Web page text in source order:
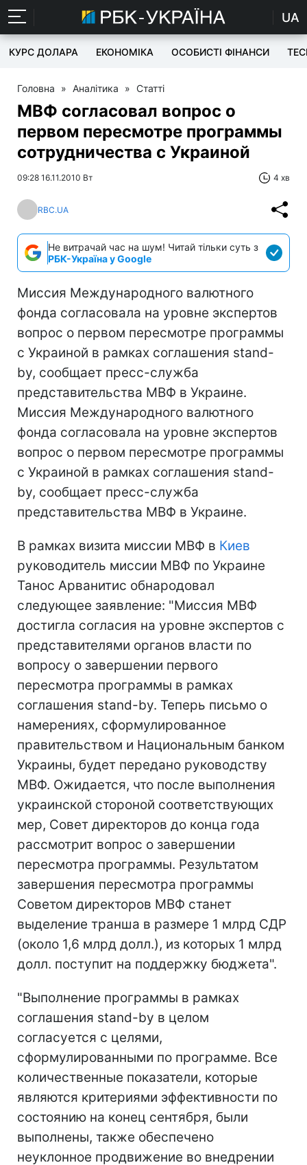
UA
КУРС ДОЛАРА ЕКОНОМІКА ОСОБИСТІ ФІНАНСИ
Головна » Аналітика » Статті
МВФ согласовал вопрос о
первом пересмотре программы
сотрудничества с Украиной
09:28 16.11.2010 Вт 4 хв
RBC.UA
Не витрачай час на шум! Читай тільки суть з
РБК-Україна у Google
Миссия Международного валютного
фонда согласовала на уровне экспертов
вопрос о первом пересмотре программы
с Украиной в рамках соглашения stand-
by, сообщает пресс-служба
представительства МВФ в Украине.
Миссия Международного валютного
фонда согласовала на уровне экспертов
вопрос о первом пересмотре программы
с Украиной в рамках соглашения stand-
by, сообщает пресс-служба
представительства МВФ в Украине.
В рамках визита миссии МВФ в Киев
руководитель миссии МВФ по Украине
Танос Арванитис обнародовал
следующее заявление: "Миссия МВФ
достигла согласия на уровне экспертов с
представителями органов власти по
вопросу о завершении первого
пересмотра программы в рамках
соглашения stand-by. Теперь письмо о
намерениях, сформулированное
правительством и Национальным банком
Украины, будет передано руководству
МВФ. Ожидается, что после выполнения
украинской стороной соответствующих
мер, Совет директоров до конца года
рассмотрит вопрос о завершении
пересмотра программы. Результатом
завершения пересмотра программы
Советом директоров МВФ станет
выделение транша в размере 1 млрд СДР
(около 1,6 млрд долл.), из которых 1 млрд
долл. поступит на поддержку бюджета".
"Выполнение программы в рамках
соглашения stand-by в целом
согласуется с целями,
сформулированными по программе. Все
количественные показатели, которые
являются критериями эффективности по
состоянию на конец сентября, были
выполнены, также обеспечено
неуклонное продвижение во внедрении